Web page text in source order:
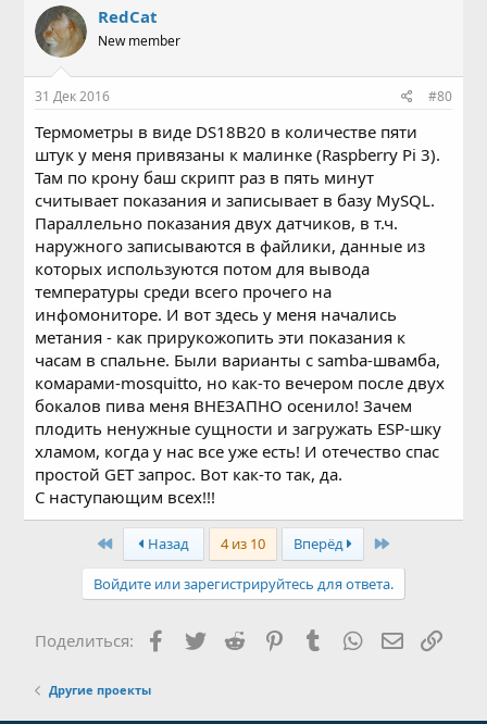
RedCat
New member
31 Дек 2016 #80
Термометры в виде DS18B20 в количестве пяти
штук у меня привязаны к малинке (Raspberry Pi 3).
Там по крону баш скрипт раз в пять минут
считывает показания и записывает в базу MySQL.
Параллельно показания двух датчиков, в т.ч.
наружного записываются в файлики, данные из
которых используются потом для вывода
температуры среди всего прочего на
инфомониторе. И вот здесь у меня начались
метания - как прирукожопить эти показания к
часам в спальне. Были варианты с samba-швамба,
комарами-mosquitto, но как-то вечером после двух
бокалов пива меня ВНЕЗАПНО осенило! Зачем
плодить ненужные сущности и загружать ESP-шку
хламом, когда у нас все уже есть! И отечество спас
простой GET запрос. Вот как-то так, да.
С наступающим всех!!!
First Назад 4 из 10 Вперёд Last
Войдите или зарегистрируйтесь для ответа.
Поделиться: Facebook
TwitterReddit PinterestTumblrWhatsApp
Другие проекты